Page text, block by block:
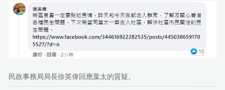
民政事務局局長徐英偉回應葉太的質疑。